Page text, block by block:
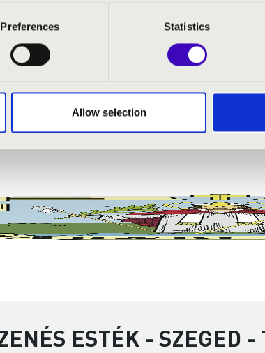
Preferences Statistics
Allow selection
ESTÉK - SZEGED